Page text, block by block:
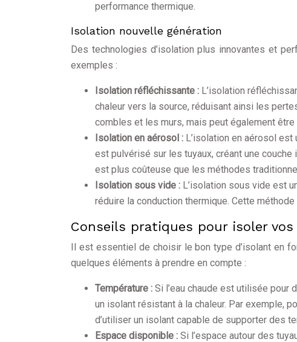
performance thermique.
Isolation nouvelle génération
Des technologies d’isolation plus innovantes et
exemples :
Isolation réfléchissante : L’isolation
chaleur vers la source, réduisant ainsi les
combles et les murs, mais peut également être
Isolation en aérosol : L’isolation en aérosol
est pulvérisé sur les tuyaux, créant une
est plus coûteuse que les méthodes
Isolation sous vide : L’isolation sous vide est
réduire la conduction thermique. Cette
Conseils pratiques pour isoler vos
Il est essentiel de choisir le bon type d’isolant en
quelques éléments à prendre en compte :
Température : Si l’eau chaude est utilisée pour
un isolant résistant à la chaleur. Par exemple,
d’utiliser un isolant capable de supporter des
Espace disponible : Si l’espace autour des